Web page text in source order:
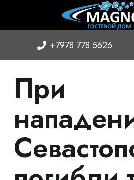
+7978 778 5626
При